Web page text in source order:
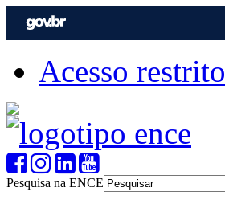
Acesso restrito
Pesquisa na ENCE